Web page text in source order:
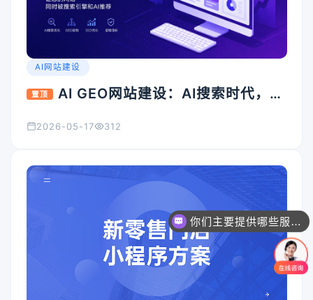
AI网站建设
置顶
AI GEO网站建设：AI搜索时代，企
2026-05-17 312
你们主要提供哪些服务？可以根据需求定制吗？